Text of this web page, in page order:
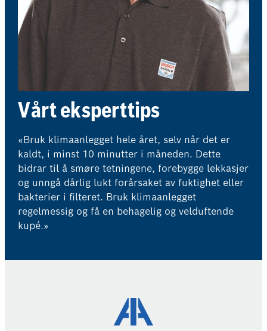
Vårt eksperttips
«Bruk klimaanlegget hele året, selv når det er
kaldt, i minst 10 minutter i måneden. Dette
bidrar til å smøre tetningene, forebygge lekkasjer
og unngå dårlig lukt forårsaket av fuktighet eller
bakterier i filteret. Bruk klimaanlegget
regelmessig og få en behagelig og velduftende
kupé.»